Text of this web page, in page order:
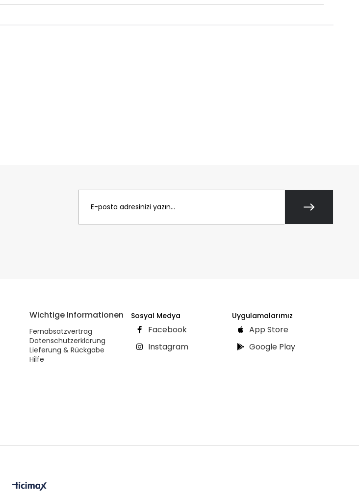
Wichtige Informationen
Fernabsatzvertrag
Datenschutzerklärung
Lieferung & Rückgabe
Hilfe
Sosyal Medya
Facebook
Instagram
Uygulamalarımız
App Store
Google Play